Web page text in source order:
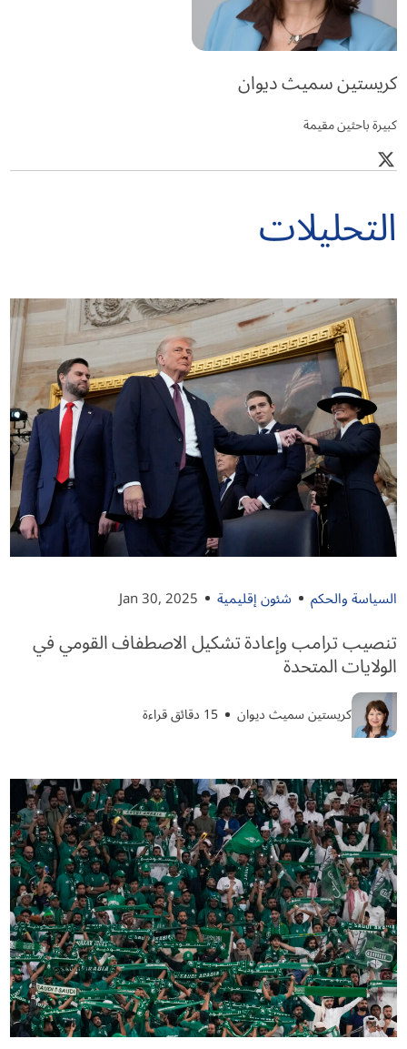
كريستين سميث ديوان
كبيرة باحثين مقيمة
التحليلات
السياسة والحكم شئون إقليمية Jan 30, 2025
تنصيب ترامب وإعادة تشكيل الاصطفاف القومي في
الولايات المتحدة
كريستين سميث ديوان 15 دقائق قراءة